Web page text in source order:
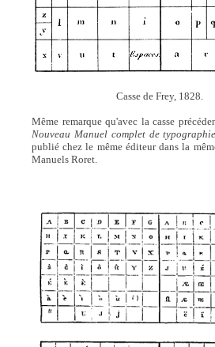
Casse de Frey, 1828.
Même remarque qu'avec la casse
Nouveau Manuel complet de typographie,
publié chez le même éditeur dans la
Manuels Roret.